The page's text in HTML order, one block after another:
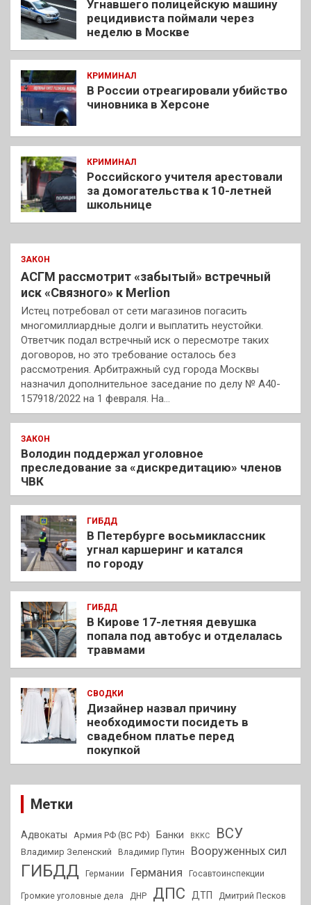
Угнавшего полицейскую машину
рецидивиста поймали через
неделю в Москве
КРИМИНАЛ
В России отреагировали убийство
чиновника в Херсоне
КРИМИНАЛ
Российского учителя арестовали
за домогательства к 10-летней
школьнице
ЗАКОН
АСГМ рассмотрит «забытый» встречный
иск «Связного» к Merlion
Истец потребовал от сети магазинов погасить
многомиллиардные долги и выплатить неустойки.
Ответчик подал встречный иск о пересмотре таких
договоров, но это требование осталось без
рассмотрения. Арбитражный суд города Москвы
назначил дополнительное заседание по делу № А40-
157918/2022 на 1 февраля. На…
ЗАКОН
Володин поддержал уголовное
преследование за «дискредитацию» членов
ЧВК
ГИБДД
В Петербурге восьмиклассник
угнал каршеринг и катался
по городу
ГИБДД
В Кирове 17-летняя девушка
попала под автобус и отделалась
травмами
СВОДКИ
Дизайнер назвал причину
необходимости посидеть в
свадебном платье перед
покупкой
Метки
Адвокаты Армия РФ (ВС РФ) Банки ВККС ВСУ
Владимир Зеленский Владимир Путин Вооруженных сил
ГИБДД Германии Германия Госавтоинспекции
Громкие уголовные дела ДНР ДПС ДТП Дмитрий Песков